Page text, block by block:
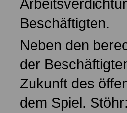
Beschäftigten.
Neben den
der
Zukunft des
dem Spiel.